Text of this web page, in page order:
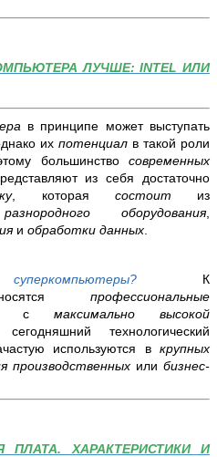
ЛУЧШЕ: INTEL ИЛИ
в принципе может выступать
их потенциал в такой роли
большинствосовременных
из себя достаточно
, которая состоит из
разнородного оборудования,
и обработки данных
К
профессиональные
с максимально высокой
технологический
используются в крупных
производственных или бизнес-
ПЛАТА. ХАРАКТЕРИСТИКИ И